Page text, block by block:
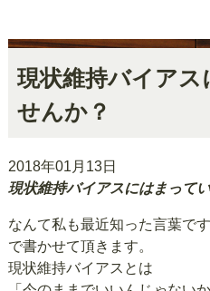
現状維持バイアス
せんか？
2018年01月13日
現状維持バイアスにはまって
なんて私も最近知った言葉で
で書かせて頂きます。
現状維持バイアスとは